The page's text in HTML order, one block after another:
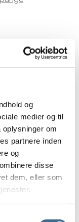
og
medier og til
om
partnere inden
og
disse
dem, eller som